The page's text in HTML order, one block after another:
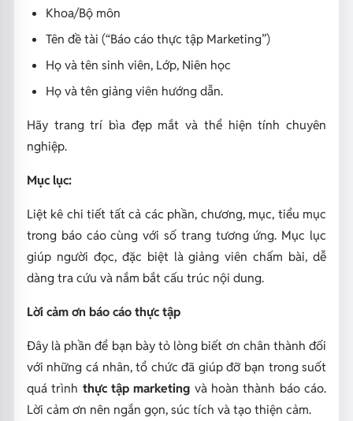
Khoa/Bộ môn
Tên đề tài (“Báo cáo thực tập Marketing”)
Họ và tên sinh viên, Lớp, Niên học
Họ và tên giảng viên hướng dẫn.
Hãy trang trí bìa đẹp mắt và thể hiện tính chuyên
nghiệp.
Mục lục:
Liệt kê chi tiết tất cả các phần, chương, mục, tiểu mục
trong báo cáo cùng với số trang tương ứng. Mục lục
giúp người đọc, đặc biệt là giảng viên chấm bài, dễ
dàng tra cứu và nắm bắt cấu trúc nội dung.
Lời cảm ơn báo cáo thực tập
Đây là phần để bạn bày tỏ lòng biết ơn chân thành đối
với những cá nhân, tổ chức đã giúp đỡ bạn trong suốt
quá trình thực tập marketing và hoàn thành báo cáo.
Lời cảm ơn nên ngắn gọn, súc tích và tạo thiện cảm.